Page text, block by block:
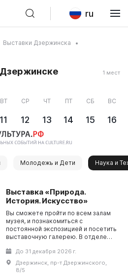
ru
Выставки Дзержинска
Дзержинске 1 мест
ВТ
11
СР
12
ЧТ
13
ПТ
14
СБ
15
ВС
16
Молодежь и Дети Наука и
Выставка «Природа.
История. Искусство»
Вы сможете пройти по всем залам
музея, и познакомиться с
постоянной экспозицией и посетить
выставочную галерею. В отделе
перенесетесь в удивительный мир
живой природы, увидите живо...
До 31 декабря 2026 г.
Дзержинск, пр-т Дзержинского,
8/5